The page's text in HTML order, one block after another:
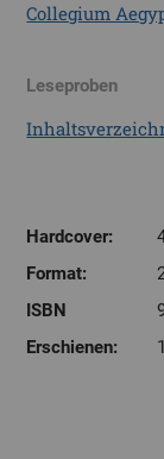
Collegium
Leseproben
Hardcover:
Format:
ISBN
Erschienen: